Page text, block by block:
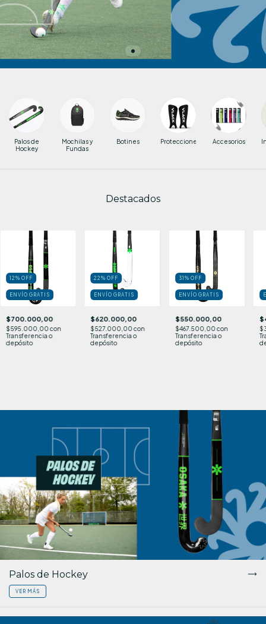
Palos de
Hockey
Mochilas y
Fundas
Botines Protecciones Accesorios
Destacados
12 % OFF
ENVÍO GRATIS
$700.000,00
$595.000,00con
Transferencia o
depósito
22%OFF
ENVÍO GRATIS
$620.000,00
$527.000,00con
Transferencia o
depósito
31 % OFF
ENVÍO GRATIS
$550.000,00
$467.500,00con
Transferencia o
depósito
Palos de Hockey
VER MÁS